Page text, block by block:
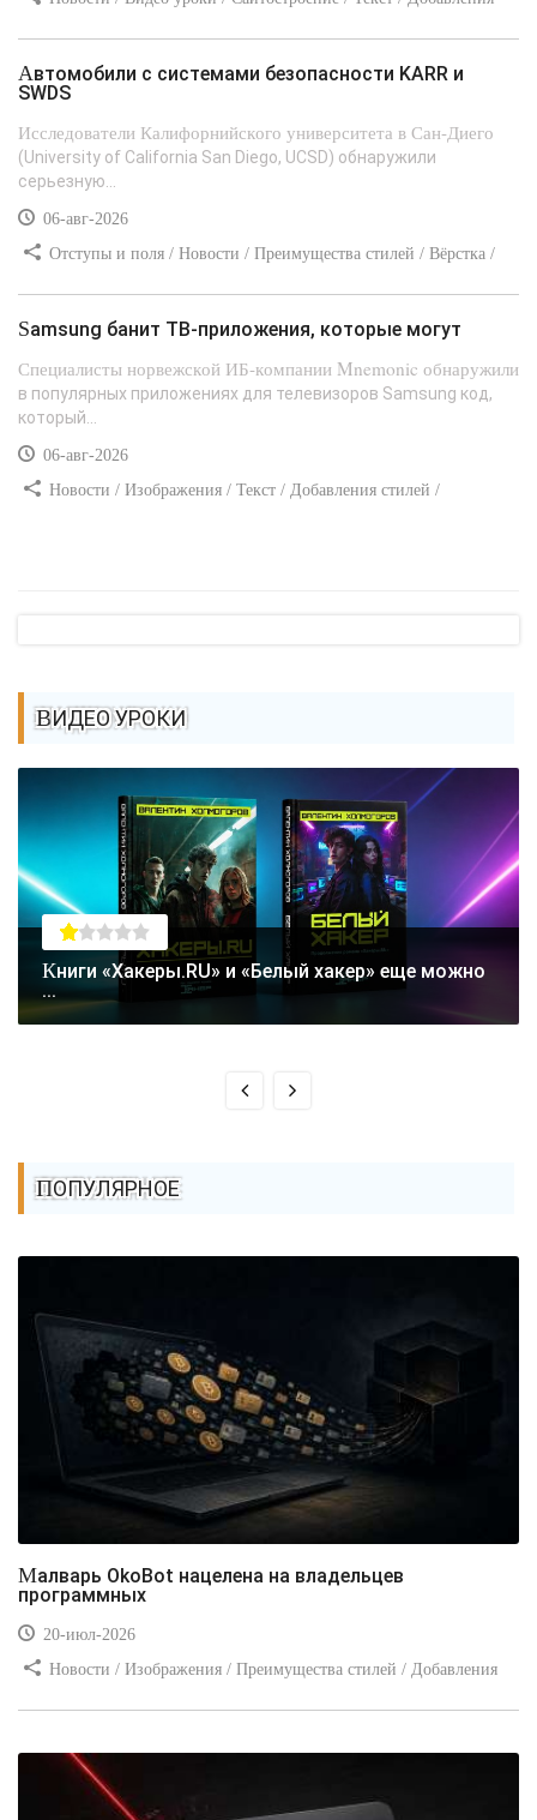
Автомобили с системами безопасности KARR и
SWDS
Исследователи Калифорнийского университета в Сан-Диего
(University of California San Diego, UCSD) обнаружили
серьезную...
06-авг-2026
Отступы и поля / Новости / Преимущества стилей / Вёрстка /
Samsung банит ТВ-приложения, которые могут
Специалисты норвежской ИБ-компании Mnemonic обнаружили
в популярных приложениях для телевизоров Samsung код,
который...
06-авг-2026
Новости / Изображения / Текст / Добавления стилей /
ВИДЕО УРОКИ
Книги «Хакеры.RU» и «Белый хакер» еще можно
...
ПОПУЛЯРНОЕ
Малварь OkoBot нацелена на владельцев
программных
20-июл-2026
Новости / Изображения / Преимущества стилей / Добавления